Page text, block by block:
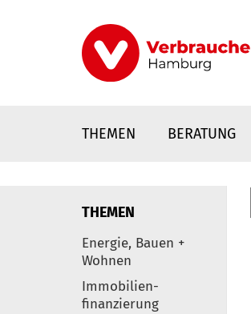
THEMEN BERATUNG
Elemente
THEMEN
Energie, Bauen +
Wohnen
Immobilien-
finanzierung